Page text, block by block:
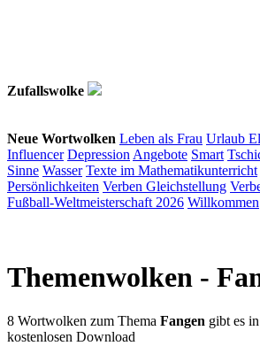
Zufallswolke
Neue Wortwolken Leben als Frau Urlaub
Influencer Depression Angebote Smart
Sinne Wasser Texte im Mathematikunterricht
Persönlichkeiten Verben Gleichstellung
Fußball-Weltmeisterschaft 2026 Willkommen
Themenwolken -
8 Wortwolken zum Thema Fangen gibt es
kostenlosen Download